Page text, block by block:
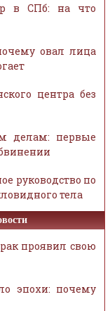
в СПб: на что
овал лица
центра без
делам: первые
руководство по
тела
проявил свою
эпохи: почему